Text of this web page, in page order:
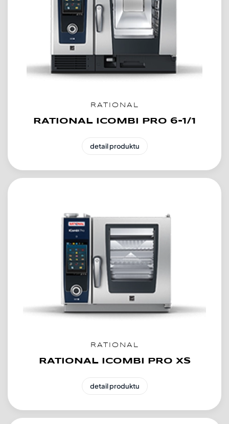
RATIONAL
RATIONAL ICOMBI PRO 6-1/1
detail produktu
RATIONAL
RATIONAL ICOMBI PRO XS
detail produktu